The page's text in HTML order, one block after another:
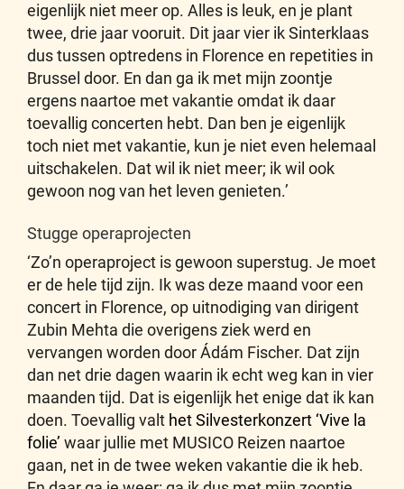
eigenlijk niet meer op. Alles is leuk, en je plant
twee, drie jaar vooruit. Dit jaar vier ik Sinterklaas
dus tussen optredens in Florence en repetities in
Brussel door. En dan ga ik met mijn zoontje
ergens naartoe met vakantie omdat ik daar
toevallig concerten hebt. Dan ben je eigenlijk
toch niet met vakantie, kun je niet even helemaal
uitschakelen. Dat wil ik niet meer; ik wil ook
gewoon nog van het leven genieten.’
Stugge operaprojecten
‘Zo’n operaproject is gewoon superstug. Je moet
er de hele tijd zijn. Ik was deze maand voor een
concert in Florence, op uitnodiging van dirigent
Zubin Mehta die overigens ziek werd en
vervangen worden door Ádám Fischer. Dat zijn
dan net drie dagen waarin ik echt weg kan in vier
maanden tijd. Dat is eigenlijk het enige dat ik kan
doen. Toevallig valt het Silvesterkonzert ‘Vive la
folie’ waar jullie met MUSICO Reizen naartoe
gaan, net in de twee weken vakantie die ik heb.